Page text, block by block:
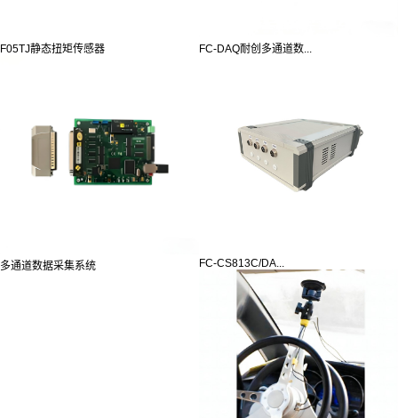
F05TJ静态扭矩传感器 FC-DAQ耐创多通道数...
多通道数据采集系统 FC-CS813C/DA...